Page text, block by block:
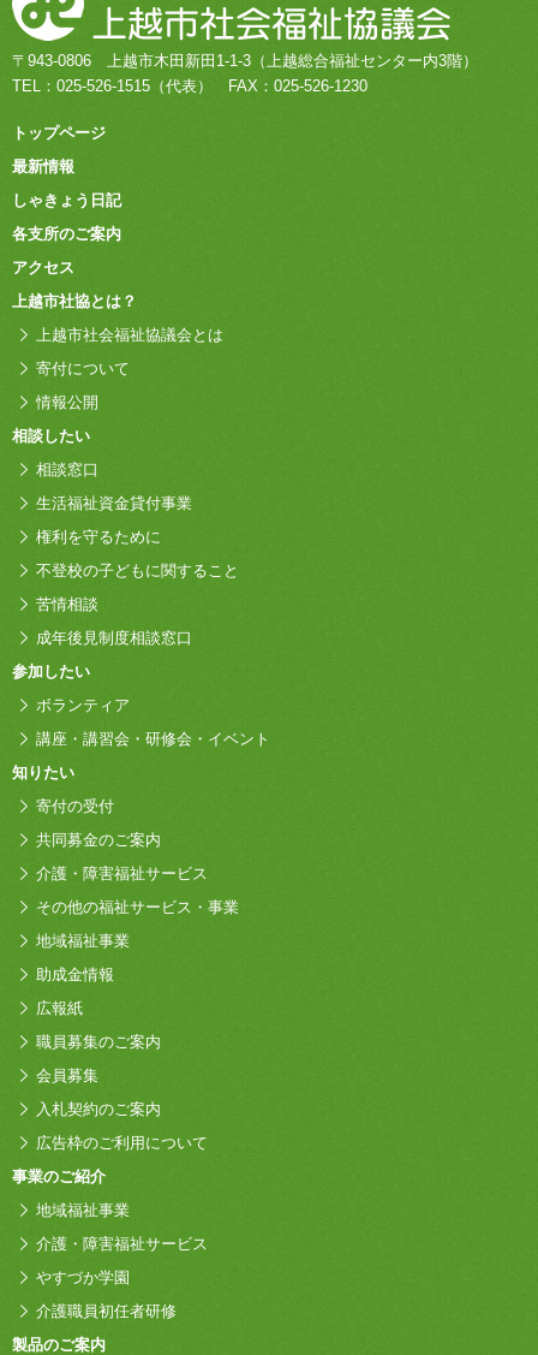
〒943-0806 上越市木田新田1-1-3 （上越総合福祉センター内3階）
TEL： 025-526-1515 （代表） FAX：025-526-1230
トップページ
最新情報
しゃきょう日記
各支所のご案内
アクセス
上越市社協とは？
上越市社会福祉協議会とは
寄付について
情報公開
相談したい
相談窓口
生活福祉資金貸付事業
権利を守るために
不登校の子どもに関すること
苦情相談
成年後見制度相談窓口
参加したい
ボランティア
講座・講習会・研修会・イベント
知りたい
寄付の受付
共同募金のご案内
介護・障害福祉サービス
その他の福祉サービス・事業
地域福祉事業
助成金情報
広報紙
職員募集のご案内
会員募集
入札契約のご案内
広告枠のご利用について
事業のご紹介
地域福祉事業
介護・障害福祉サービス
やすづか学園
介護職員初任者研修
製品のご案内